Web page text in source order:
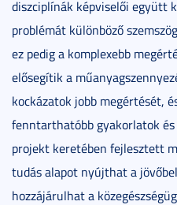
diszciplínák képviselői együtt
problémát különböző
ez pedig a komplexebb
elősegítik a
kockázatok jobb megértését,
fenntarthatóbb gyakorlatok
projekt keretében fejlesztett
tudás alapot nyújthat a
hozzájárulhat a